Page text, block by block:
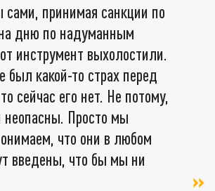
принимая санкции по
дню по надуманным
инструмент выхолостили.
был какой-то страх перед
сейчас его нет. Не потому,
неопасны. Просто мы
что они в любом
введены, что бы мы ни